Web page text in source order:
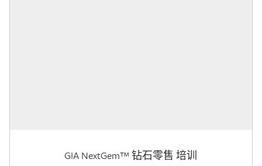
GIA NextGem™ 钻石零售 培训